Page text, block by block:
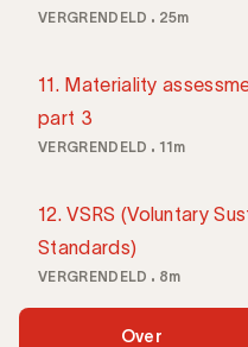
VERGRENDELD 25m
11. Materiality
part 3
VERGRENDELD 11m
12. VSRS (Voluntary
Standards)
VERGRENDELD 8m
Over